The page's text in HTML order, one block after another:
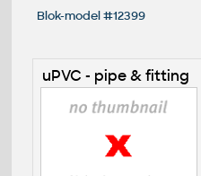
Blok-model #12399
uPVC - pipe & fitting